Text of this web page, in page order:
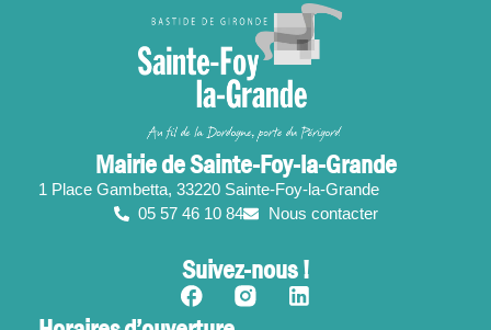
Mairie de Sainte-Foy-la-Grande
1 Place Gambetta, 33220 Sainte-Foy-la-Grande
05 57 46 10 84
Nous contacter
Suivez-nous !